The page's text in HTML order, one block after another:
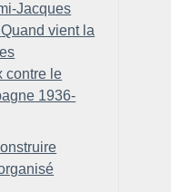
Jacques
Quand vient la
contre le
1936-